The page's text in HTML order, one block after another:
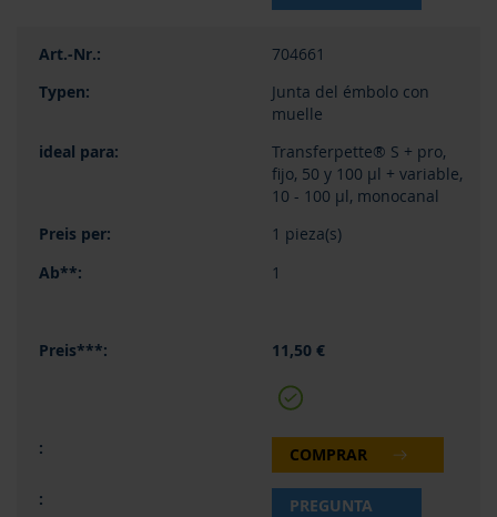
704661
Junta del émbolo con
muelle
Transferpette® S + pro,
fijo, 50 y 100 µl + variable,
10 - 100 µl, monocanal
1 pieza(s)
1
11,50 €
COMPRAR
PREGUNTA